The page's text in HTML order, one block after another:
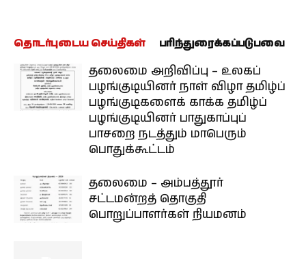
தொடர்புடைய செய்திகள் பரிந்துரைக்கப்படுபவை
தலைமை அறிவிப்பு – உலகப்
பழங்குடியினர் நாள் விழா தமிழ்ப்
பழங்குடிகளைக் காக்க தமிழ்ப்
பழங்குடியினர் பாதுகாப்புப்
பாசறை நடத்தும் மாபெரும்
பொதுக்கூட்டம்
தலைமை – அம்பத்தூர்
சட்டமன்றத் தொகுதி
பொறுப்பாளர்கள் நியமனம்